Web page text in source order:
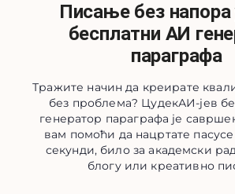
Писање без
бесплатни АИ
параграфа
Тражите начин да креирате
без проблема? ЦудекАИ-јев
генератор параграфа је
вам помоћи да нацртате
секунди, било за академски
блогу или креативно